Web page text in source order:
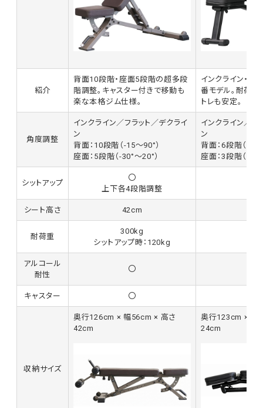
紹介
背面10段階・座面5段階の超多段
階調整。キャスター付きで移動も
楽な本格ジム仕様。
インクライン・デ
番モデル。耐荷
トレも安定。
角度調整
インクライン／フラット／デクライ
ン
背面：10段階（-15～90°）
座面：5段階（-30°～20°）
インクライン／フ
ン
背面：6段階（-12
座面：3段階（0～
シットアップ
〇
上下各4段階調整
シート高さ 42cm
耐荷重
300kg
シットアップ時：120kg
アルコール
耐性
〇
キャスター 〇
収納サイズ
奥行126cm × 幅56cm × 高さ
42cm
奥行123cm × 幅
24cm